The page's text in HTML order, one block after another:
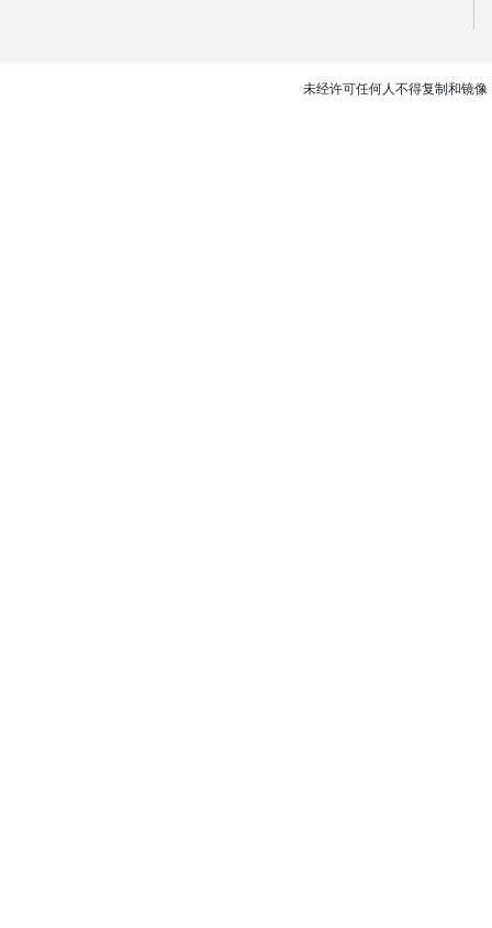
未经许可任何人不得复制和镜